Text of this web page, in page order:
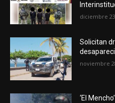
diciembre
Solicitan
noviembre
‘El